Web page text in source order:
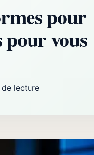
pour
pour vous
de lecture